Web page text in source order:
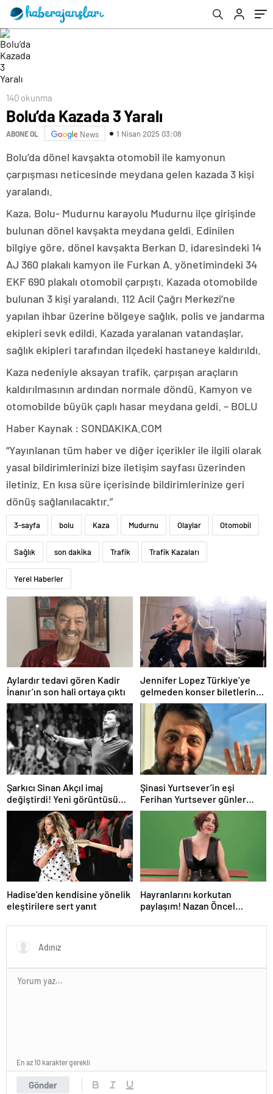
140 okunma
Bolu’da Kazada 3 Yaralı
ABONE OL News 1 Nisan 2025 03:08
Bolu’da dönel kavşakta otomobil ile kamyonun
çarpışması neticesinde meydana gelen kazada 3 kişi
yaralandı.
Kaza, Bolu- Mudurnu karayolu Mudurnu ilçe girişinde
bulunan dönel kavşakta meydana geldi. Edinilen
bilgiye göre, dönel kavşakta Berkan D. idaresindeki 14
AJ 360 plakalı kamyon ile Furkan A. yönetimindeki 34
EKF 690 plakalı otomobil çarpıştı. Kazada otomobilde
bulunan 3 kişi yaralandı. 112 Acil Çağrı Merkezi’ne
yapılan ihbar üzerine bölgeye sağlık, polis ve jandarma
ekipleri sevk edildi. Kazada yaralanan vatandaşlar,
sağlık ekipleri tarafından ilçedeki hastaneye kaldırıldı.
Kaza nedeniyle aksayan trafik, çarpışan araçların
kaldırılmasının ardından normale döndü. Kamyon ve
otomobilde büyük çaplı hasar meydana geldi. – BOLU
Haber Kaynak : SONDAKIKA.COM
“Yayınlanan tüm haber ve diğer içerikler ile ilgili olarak
yasal bildirimlerinizi bize iletişim sayfası üzerinden
iletiniz. En kısa süre içerisinde bildirimlerinize geri
dönüş sağlanılacaktır.”
3-sayfa bolu Kaza Mudurnu Olaylar Otomobil
Sağlık son dakika Trafik Trafik Kazaları
Yerel Haberler
Aylardır tedavi gören Kadir
İnanır’ın son hali ortaya çıktı
Jennifer Lopez Türkiye’ye
gelmeden konser biletlerine
zam geldi
Şarkıcı Sinan Akçıl imaj
değiştirdi! Yeni görüntüsü
gündem oldu
Şinasi Yurtsever’in eşi
Ferihan Yurtsever günler
sonra paylaşım yaptı
Hadise’den kendisine yönelik
eleştirilere sert yanıt
Hayranlarını korkutan
paylaşım! Nazan Öncel
Gönder
En az 10 karakter gerekli